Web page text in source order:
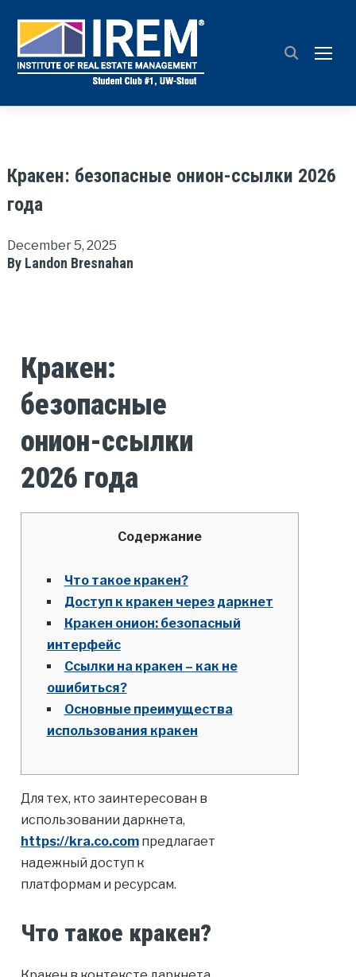
Кракен: безопасные онион-ссылки 2026
года
December 5, 2025
By Landon Bresnahan
Кракен:
безопасные
онион-ссылки
2026 года
Содержание
Что такое кракен?
Доступ к кракен через даркнет
Кракен онион: безопасный
интерфейс
Ссылки на кракен – как не
ошибиться?
Основные преимущества
использования кракен
Для тех, кто заинтересован в
использовании даркнета,
https://kra.co.comпредлагает
надежный доступ к
платформам и ресурсам.
Что такое кракен?